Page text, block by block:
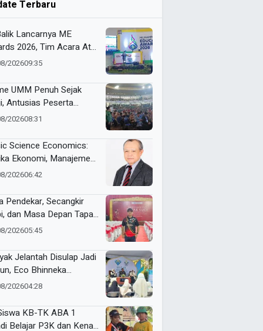
Terbaru
Lancarnya ME
2026, Tim Acara Atur
Ribuan Peserta
202609:35
UMM Penuh Sejak
Antusias Peserta
Jelang ME Awards
202608:31
Science Economics:
Ekonomi, Manajemen,
Tak Sekadar
202606:42
Pendekar, Secangkir
dan Masa Depan Tapak
202605:45
Jelantah Disulap Jadi
Eco Bhinneka
Inspirasi
202604:28
KB-TK ABA 1
Belajar P3K dan Kenali